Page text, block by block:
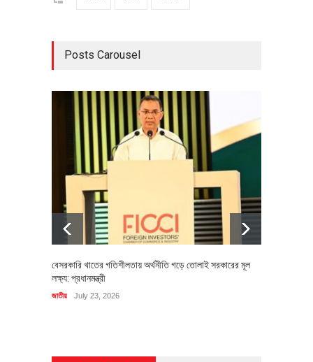
Posts Carousel
বেসরকারি খাতের গতিশীলতায় অর্থনীতি গড়ে তোলাই সরকারের মূল
লক্ষ্য: প্রধানমন্ত্রী
জাতীয় July 23, 2026